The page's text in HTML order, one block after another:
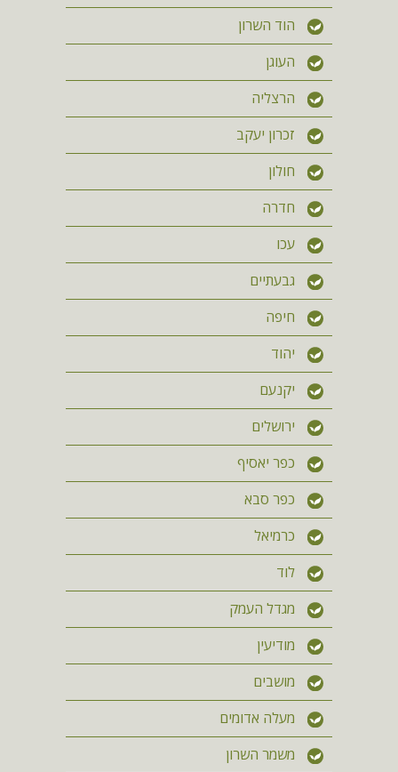
הוד השרון
העוגן
הרצליה
זכרון יעקב
חולון
חדרה
עכו
גבעתיים
חיפה
יהוד
יקנעם
ירושלים
כפר יאסיף
כפר סבא
כרמיאל
לוד
מגדל העמק
מודיעין
מושבים
מעלה אדומים
משמר השרון